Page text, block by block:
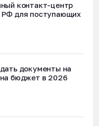
контакт-центр
РФ для поступающих
документы на
бюджет в 2026